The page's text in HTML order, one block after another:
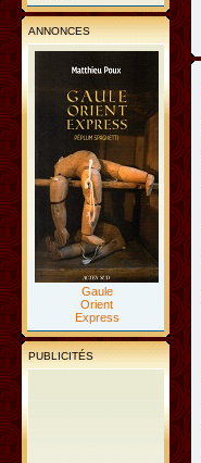
ANNONCES
Gaule
Orient
Express
PUBLICITÉS